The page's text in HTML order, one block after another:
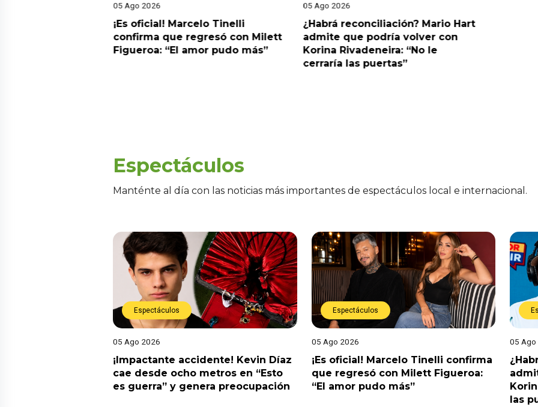
05 Ago 2026
¡Es oficial! Marcelo Tinelli
confirma que regresó con Milett
Figueroa: “El amor pudo más”
05 Ago 2026
¿Habrá reconciliación? Mario Hart
admite que podría volver con
Korina Rivadeneira: “No le
cerraría las puertas”
Espectáculos
Manténte al día con las noticias más importantes de espectáculos local e internacional.
Espectáculos
05 Ago 2026
¡Impactante accidente! Kevin Díaz
cae desde ocho metros en “Esto
es guerra” y genera preocupación
Espectáculos
05 Ago 2026
¡Es oficial! Marcelo Tinelli confirma
que regresó con Milett Figueroa:
“El amor pudo más”
05 Ago
las